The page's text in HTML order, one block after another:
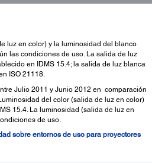
luz en color) y la luminosidad del blanco
las condiciones de uso. La salida de luz
en IDMS 15.4; la salida de luz blanca
ISO 21118.
Julio 2011 y Junio 2012 en comparación
del color (salida de luz en color)
15.4. La luminosidad (salida de luz en
de uso.
sobre entornos de uso para proyectores